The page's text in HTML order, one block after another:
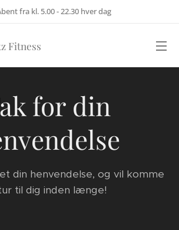
fra kl. 5.00 - 22.30 hver dag
Fitness
for din
din henvendelse, og vil komme
til dig inden længe!